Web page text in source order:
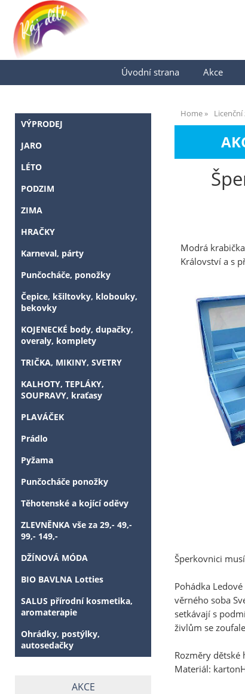
Úvodní strana Akce
Home Licenční
Modrá
Království a s
Šperkovnici
Pohádka
věrného soba
setkávají s
živlům se
Rozměry dětské
Materiál:
VÝPRODEJ
JARO
LÉTO
PODZIM
ZIMA
HRAČKY
Karneval, párty
Punčocháče, ponožky
Čepice, kšiltovky, klobouky,
bekovky
KOJENECKÉ body, dupačky,
overaly, komplety
TRIČKA, MIKINY, SVETRY
KALHOTY, TEPLÁKY,
SOUPRAVY, kraťasy
PLAVÁČEK
Prádlo
Pyžama
Punčocháče ponožky
Těhotenské a kojící oděvy
ZLEVNĚNKA vše za 29,- 49,-
99,- 149,-
DŽÍNOVÁ MÓDA
BIO BAVLNA Lotties
SALUS přírodní kosmetika,
aromaterapie
Ohrádky, postýlky,
autosedačky
AKCE